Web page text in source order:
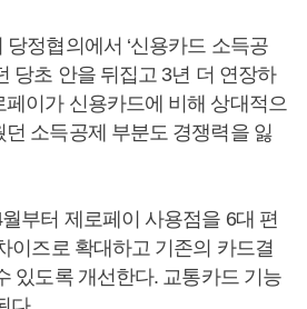
정협의에서 ‘신용카드 소득공
당초 안을 뒤집고 3년 더 연장하
이가 신용카드에 비해 상대적으
던 소득공제 부분도 경쟁력을 잃
부터 제로페이 사용점을 6대 편
이즈로 확대하고 기존의 카드결
있도록 개선한다. 교통카드 기능